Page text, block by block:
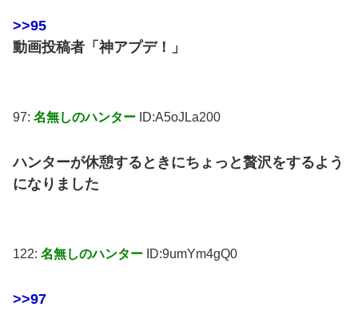
>>95
動画投稿者「神アプデ！」
97: 名無しのハンター ID:A5oJLa200
ハンターが休憩するときにちょっと贅沢をするよう
になりました
122: 名無しのハンター ID:9umYm4gQ0
>>97